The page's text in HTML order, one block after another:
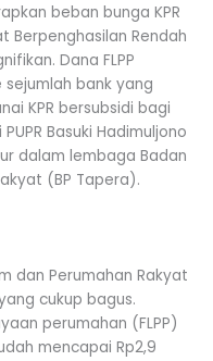
beban bunga KPR
Berpenghasilan Rendah
Dana FLPP
bank yang
KPR bersubsidi bagi
Basuki Hadimuljono
dalam lembaga Badan
(BP Tapera).
dan Perumahan Rakyat
cukup bagus.
perumahan (FLPP)
mencapai Rp2,9